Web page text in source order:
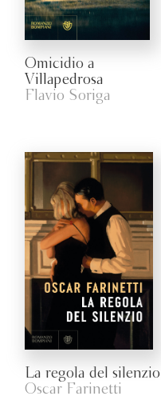
Omicidio a
Villapedrosa
Flavio Soriga
La regola del silenzio
Oscar Farinetti